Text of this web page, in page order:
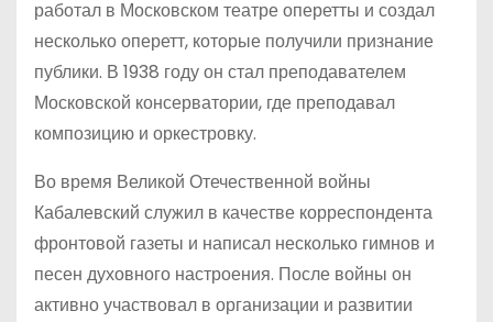
работал в Московском театре оперетты и создал
несколько оперетт, которые получили признание
публики. В 1938 году он стал преподавателем
Московской консерватории, где преподавал
композицию и оркестровку.
Во время Великой Отечественной войны
Кабалевский служил в качестве корреспондента
фронтовой газеты и написал несколько гимнов и
песен духовного настроения. После войны он
активно участвовал в организации и развитии